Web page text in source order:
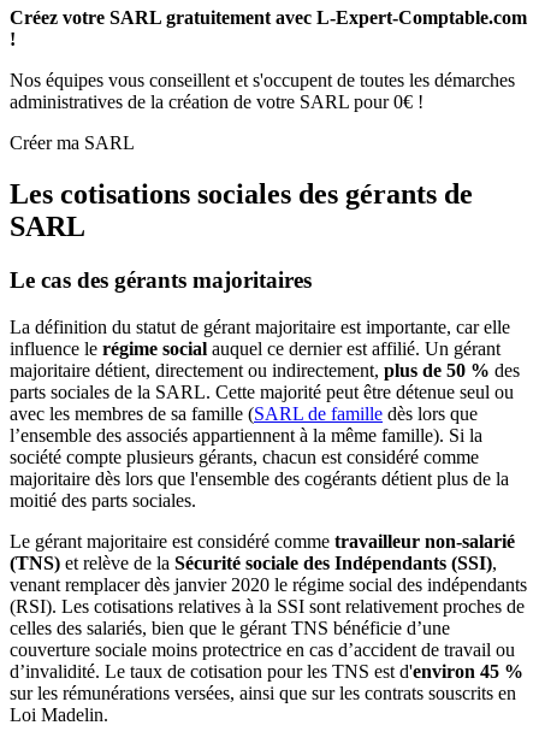
Créez votre SARL gratuitement avec L-Expert-Comptable.com
!
Nos équipes vous conseillent et s'occupent de toutes les démarches
administratives de la création de votre SARL pour 0€ !
Créer ma SARL
Les cotisations sociales des gérants de
SARL
Le cas des gérants majoritaires
La définition du statut de gérant majoritaire est importante, car elle
influence le régime social auquel ce dernier est affilié. Un gérant
majoritaire détient, directement ou indirectement, plus de 50 % des
parts sociales de la SARL. Cette majorité peut être détenue seul ou
avec les membres de sa famille (SARL de famille dès lors que
l’ensemble des associés appartiennent à la même famille). Si la
société compte plusieurs gérants, chacun est considéré comme
majoritaire dès lors que l'ensemble des cogérants détient plus de la
moitié des parts sociales.
Le gérant majoritaire est considéré comme travailleur non-salarié
(TNS) et relève de la Sécurité sociale des Indépendants (SSI),
venant remplacer dès janvier 2020 le régime social des indépendants
(RSI). Les cotisations relatives à la SSI sont relativement proches de
celles des salariés, bien que le gérant TNS bénéficie d’une
couverture sociale moins protectrice en cas d’accident de travail ou
d’invalidité. Le taux de cotisation pour les TNS est d'environ 45 %
sur les rémunérations versées, ainsi que sur les contrats souscrits en
Loi Madelin.